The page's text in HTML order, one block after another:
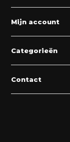
Mijn account
Categorieën
Contact